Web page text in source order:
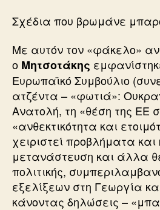
Σχέδια που βρωμάνε
Με αυτόν τον «φάκελο»
ο Μητσοτάκης
Ευρωπαϊκό Συμβούλιο
ατζέντα – «φωτιά»:
Ανατολή, τη «θέση της ΕΕ
«ανθεκτικότητα και
χειριστεί προβλήματα και
μετανάστευση και άλλα
πολιτικής,
εξελίξεων στη Γεωργία
κάνοντας δηλώσεις –